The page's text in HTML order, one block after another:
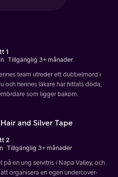
1
Tillgänglig 3+ månader
team utreder ett dubbelmord i
och hennes läkare har hittats döda,
som ligger bakom.
and Silver Tape
2
Tillgänglig 3+ månader
en ung servitris i Napa Valley, och
organisera en egen undercover-